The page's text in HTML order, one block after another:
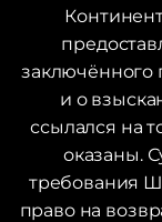
заключённого
и о
ссылался на
оказаны.
требования
право на